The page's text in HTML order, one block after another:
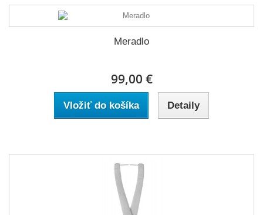
Meradlo
99,00 €
Vložiť do košíka Detaily